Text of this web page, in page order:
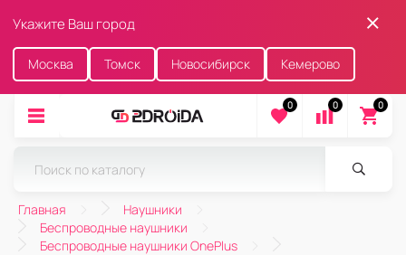
Укажите Ваш город
Москва Томск Новосибирск Кемерово
0 0 0
Главная
Наушники
Беспроводные наушники
Беспроводные наушники OnePlus